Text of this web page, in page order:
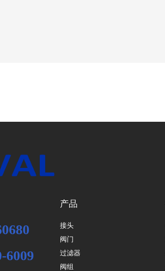
产品
接头
阀门
过滤器
阀组
6009